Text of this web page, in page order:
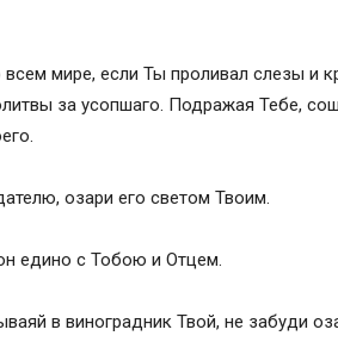
акафист?
акафист на могиле?
мире, если Ты проливал слезы и
за усопшаго. Подражая Тебе,
озари его светом Твоим.
едино с Тобою и Отцем.
в виноградник Твой, не забуди